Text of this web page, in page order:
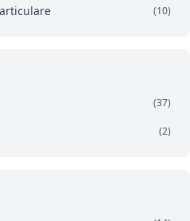
(10)
(37)
(2)